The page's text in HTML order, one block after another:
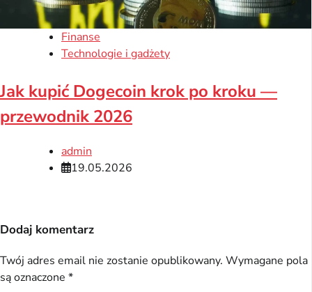
Finanse
Technologie i gadżety
Jak kupić Dogecoin krok po kroku —
przewodnik 2026
admin
19.05.2026
Dodaj komentarz
Twój adres email nie zostanie opublikowany. Wymagane pola
są oznaczone *